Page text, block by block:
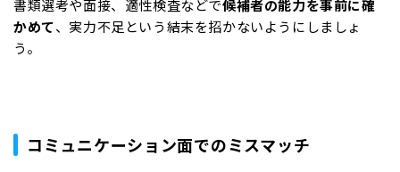
書類選考や面接、適性検査などで候補者の能力を事前に確
かめて、実力不足という結末を招かないようにしましょ
う。
コミュニケーション面でのミスマッチ